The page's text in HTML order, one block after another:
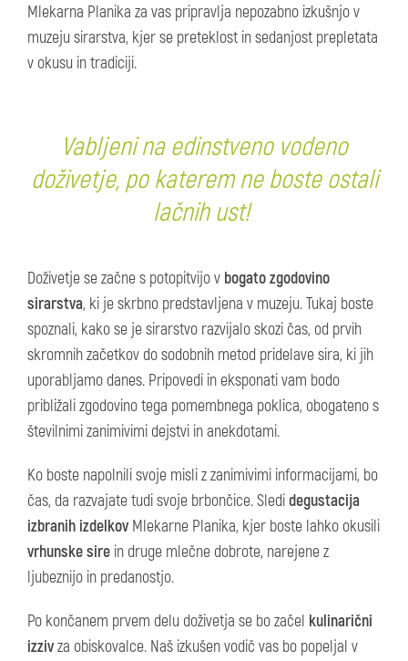
Mlekarna Planika za vas pripravlja nepozabno izkušnjo v
muzeju sirarstva, kjer se preteklost in sedanjost prepletata
v okusu in tradiciji.
Vabljeni na edinstveno vodeno
doživetje, po katerem ne boste ostali
lačnih ust!
Doživetje se začne s potopitvijo v bogato zgodovino
sirarstva, ki je skrbno predstavljena v muzeju. Tukaj boste
spoznali, kako se je sirarstvo razvijalo skozi čas, od prvih
skromnih začetkov do sodobnih metod pridelave sira, ki jih
uporabljamo danes. Pripovedi in eksponati vam bodo
približali zgodovino tega pomembnega poklica, obogateno s
številnimi zanimivimi dejstvi in anekdotami.
Ko boste napolnili svoje misli z zanimivimi informacijami, bo
čas, da razvajate tudi svoje brbončice. Sledidegustacija
izbranih izdelkov Mlekarne Planika, kjer boste lahko okusili
vrhunske sire in druge mlečne dobrote, narejene z
ljubeznijo in predanostjo.
Po končanem prvem delu doživetja se bo začel kulinarični
izzivza obiskovalce. Naš izkušen vodič vas bo popeljal v